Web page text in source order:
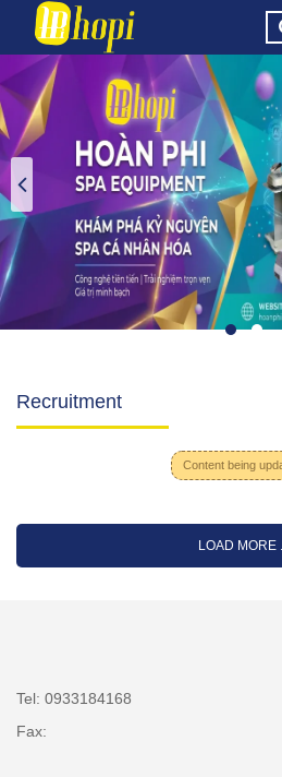
Recruitment
Content being
LOAD MORE ...
Tel: 0933184168
Fax: